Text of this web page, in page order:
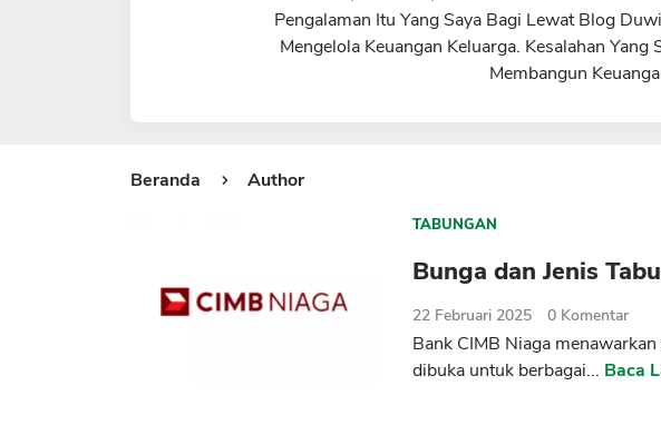
Pengalaman Itu Yang Saya Bagi Lewat Blog
Mengelola Keuangan Keluarga. Kesalahan
Membangun
Beranda Author
TABUNGAN
Bunga dan Jenis
22 Februari 2025 0 Komentar
Bank CIMB Niaga
dibuka untuk berbagai... Baca